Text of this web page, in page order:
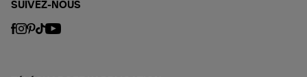
SUIVEZ-NOUS